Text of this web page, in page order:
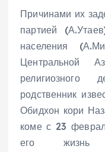
Причинами их
партией
населения
Центральной
религиозного
родственник
Обидхон кори
коме с 23
его жизнь